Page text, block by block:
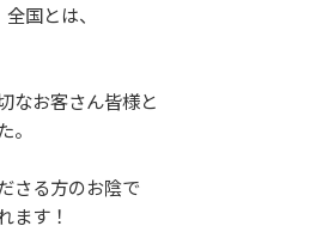
国とは、
なお客さん皆様と
。
さる方のお陰で
ます！